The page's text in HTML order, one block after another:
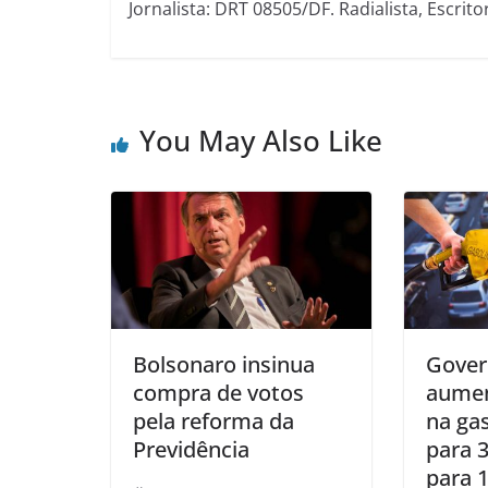
Jornalista: DRT 08505/DF. Radialista,
You May Also Like
Bolsonaro insinua
compra de votos
pela reforma da
Previdência
na
para
para